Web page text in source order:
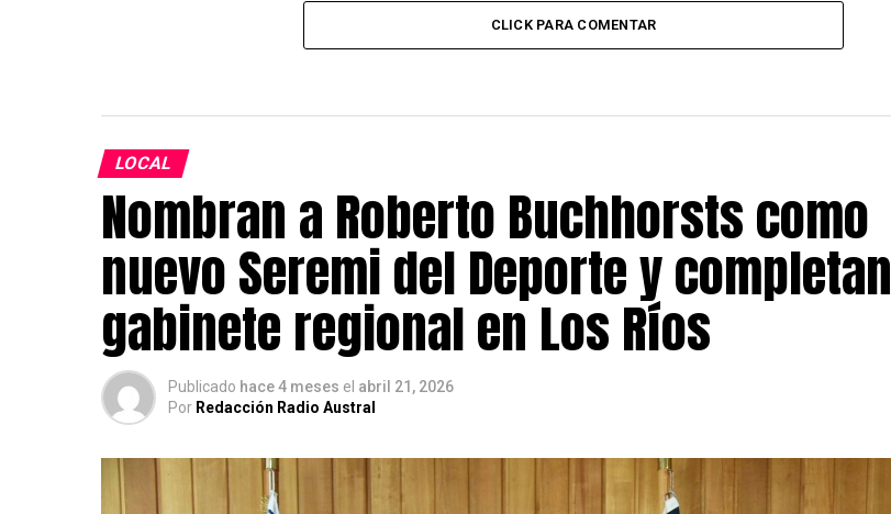
CLICK PARA COMENTAR
LOCAL
Nombran a Roberto Buchhorsts como
nuevo Seremi del Deporte y completan
gabinete regional en Los Ríos
Publicado hace 4 meses el abril 21, 2026
Por Redacción Radio Austral